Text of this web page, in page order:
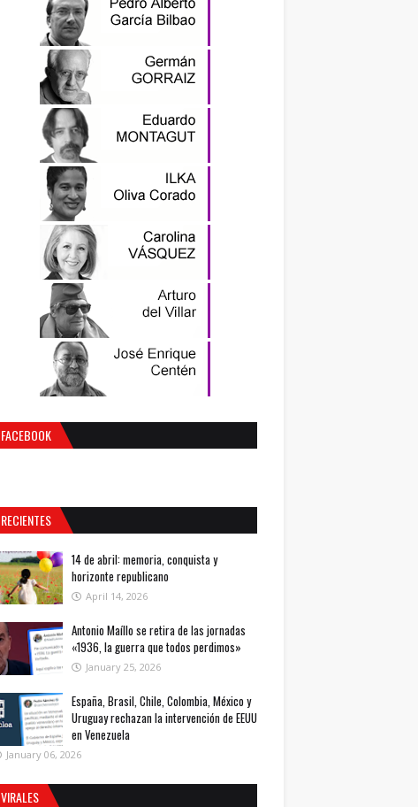
FACEBOOK
RECIENTES
14 de abril: memoria, conquista y
horizonte republicano
April 14, 2026
Antonio Maíllo se retira de las jornadas
«1936, la guerra que todos perdimos»
January 25, 2026
España, Brasil, Chile, Colombia, México y
Uruguay rechazan la intervención de EEUU
en Venezuela
January 06, 2026
VIRALES